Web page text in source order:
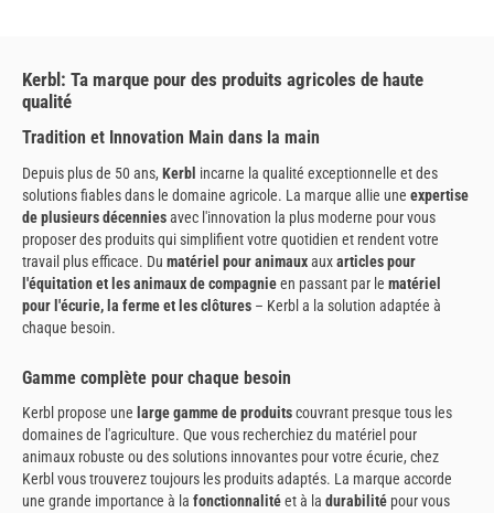
Kerbl: Ta marque pour des produits agricoles de haute
qualité
Tradition et Innovation Main dans la main
Depuis plus de 50 ans, Kerbl incarne la qualité exceptionnelle et des
solutions fiables dans le domaine agricole. La marque allie une expertise
de plusieurs décenniesavec l'innovation la plus moderne pour vous
proposer des produits qui simplifient votre quotidien et rendent votre
travail plus efficace. Du matériel pour animauxauxarticles pour
l'équitation et les animaux de compagnieen passant par le matériel
pour l'écurie, la ferme et les clôtures – Kerbl a la solution adaptée à
chaque besoin.
Gamme complète pour chaque besoin
Kerbl propose une large gamme de produitscouvrant presque tous les
domaines de l'agriculture. Que vous recherchiez du matériel pour
animaux robuste ou des solutions innovantes pour votre écurie, chez
Kerbl vous trouverez toujours les produits adaptés. La marque accorde
une grande importance à la fonctionnalitéet à la durabilité pour vous